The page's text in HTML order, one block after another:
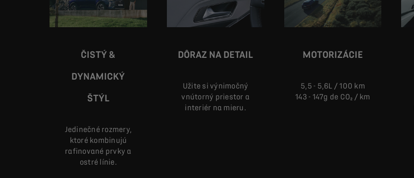
ČISTÝ &
DYNAMICKÝ
ŠTÝL
Jedinečné rozmery,
ktoré kombinujú
rafinované prvky a
ostré línie.
DÔRAZ NA DETAIL
Užite si výnimočný
vnútorný priestor a
interiér na mieru.
MOTORIZÁCIE
5,5 - 5,6L / 100 km
143 - 147g de CO₂ / km